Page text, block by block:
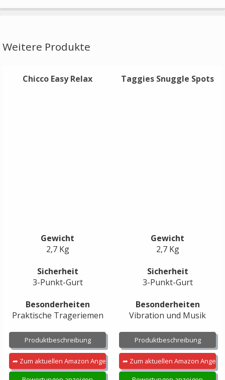
Weitere Produkte
Chicco Easy Relax
Gewicht
2,7 Kg
Sicherheit
3-Punkt-Gurt
Besonderheiten
Praktische Trageriemen
Produktbeschreibung
➦ Zum aktuellen Amazon Angebot
Taggies Snuggle Spots
Gewicht
2,7 Kg
Sicherheit
3-Punkt-Gurt
Besonderheiten
Vibration und Musik
Produktbeschreibung
➦ Zum aktuellen Amazon